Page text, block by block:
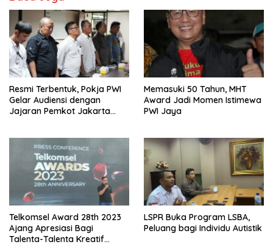
Resmi Terbentuk, Pokja PWI
Gelar Audiensi dengan
Jajaran Pemkot Jakarta
Memasuki 50 Tahun, MHT
Award Jadi Momen Istimewa
PWI Jaya
Telkomsel Award 28th 2023
Ajang Apresiasi Bagi
Talenta-Talenta Kreatif
LSPR Buka Program LSBA,
Peluang bagi Individu Autistik